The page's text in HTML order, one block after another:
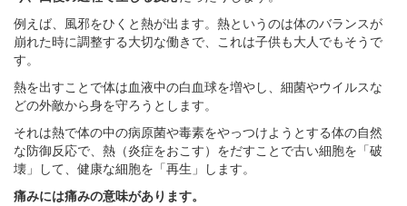
例えば、風邪をひくと熱が出ます。熱というのは体のバランスが
崩れた時に調整する大切な働きで、これは子供も大人でもそうで
す。
熱を出すことで体は血液中の白血球を増やし、細菌やウイルスな
どの外敵から身を守ろうとします。
それは熱で体の中の病原菌や毒素をやっつけようとする体の自然
な防御反応で、熱（炎症をおこす）をだすことで古い細胞を「破
壊」して、健康な細胞を「再生」します。
痛みには痛みの意味があります。